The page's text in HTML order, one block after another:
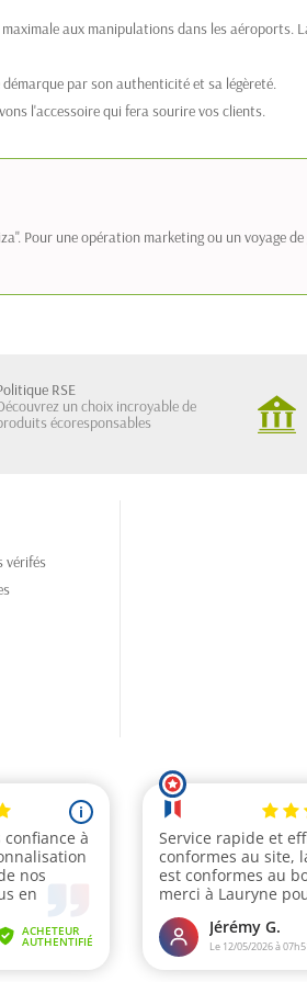
aux manipulations dans les aéroports.
par son authenticité et sa légèreté.
l'accessoire qui fera sourire vos clients.
Pour une opération marketing ou un voyage
RSE
un choix incroyable de
écoresponsables
vérifés